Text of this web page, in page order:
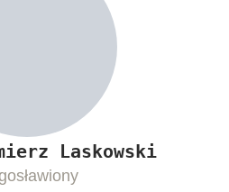
Laskowski